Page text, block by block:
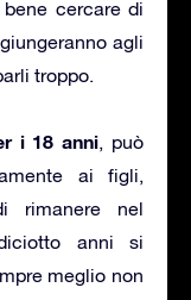
cercare di
agli
troppo.
i 18 anni, può
ai figli,
rimanere nel
anni si
meglio non